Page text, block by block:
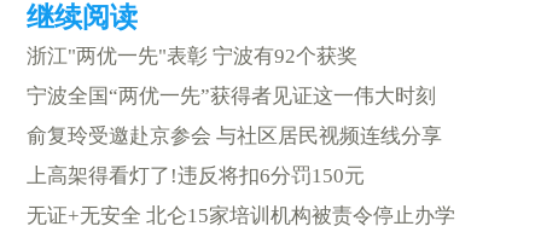
浙江"两优一先"表彰 宁波有92个获奖
宁波全国“两优一先”获得者见证这一伟大时刻
俞复玲受邀赴京参会 与社区居民视频连线分享
上高架得看灯了!违反将扣6分罚150元
无证+无安全 北仑15家培训机构被责令停止办学